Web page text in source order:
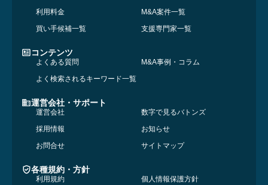
利用料金
M&A案件一覧
買い手候補一覧
支援専門家一覧
コンテンツ
よくある質問
M&A事例・コラム
よく検索されるキーワード一覧
運営会社・サポート
運営会社
数字で見るバトンズ
採用情報
お知らせ
お問合せ
サイトマップ
各種規約・方針
利用規約
個人情報保護方針